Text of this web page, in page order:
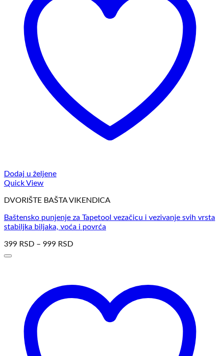
Dodaj u željene
Quick View
DVORIŠTE BAŠTA VIKENDICA
Baštensko punjenje za Tapetool vezačicu i vezivanje svih vrsta
stabiljka biljaka, voća i povrća
399 RSD – 999 RSD